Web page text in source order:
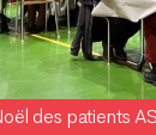
des patients